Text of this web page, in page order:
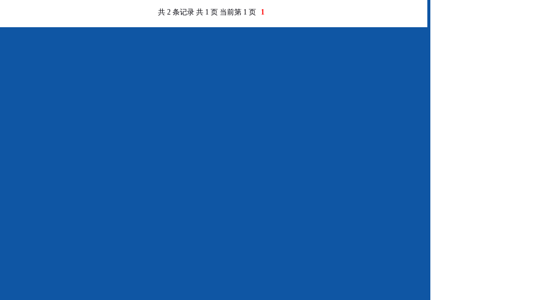
门锁
共 2 条记录 共 1 页 当前第 1 页 1